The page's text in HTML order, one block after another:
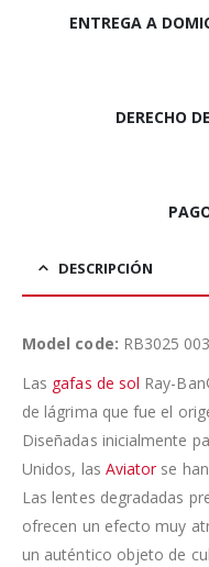
ENTREGA A
DERECHO
DESCRIPCIÓN
Model code: RB3025
Las gafas de sol Ray-
de lágrima que fue el
Diseñadas inicialmente
Unidos, las Aviator se
Las lentes degradadas
ofrecen un efecto muy
un auténtico objeto de